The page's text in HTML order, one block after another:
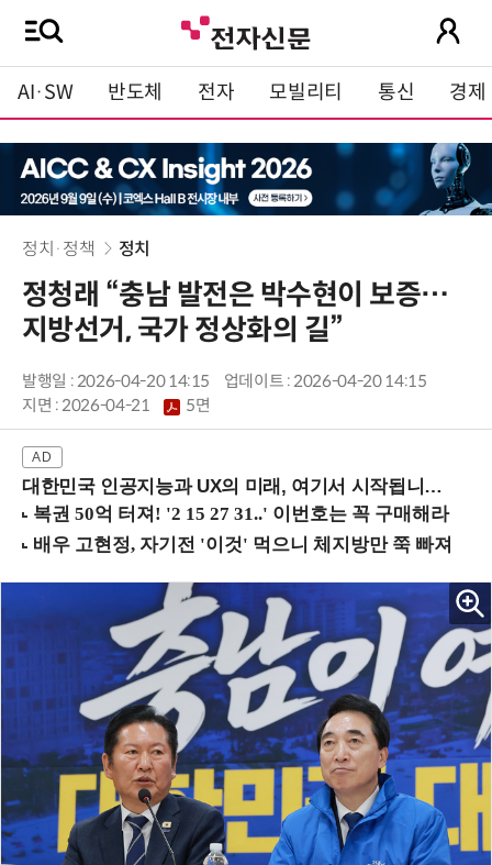
AI·SW 반도체 전자 모빌리티 통신 경제
정치·정책 정치
정청래 “충남 발전은 박수현이 보증…
지방선거, 국가 정상화의 길”
발행일 : 2026-04-20 14:15
업데이트 : 2026-04-20 14:15
지면 :2026-04-21 5면
대한민국 인공지능과 UX의 미래, 여기서 시작됩니다! (9/2 강남역)